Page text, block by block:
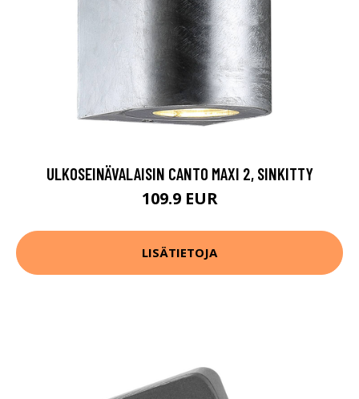
ULKOSEINÄVALAISIN CANTO MAXI 2, SINKITTY
109.9 EUR
LISÄTIETOJA